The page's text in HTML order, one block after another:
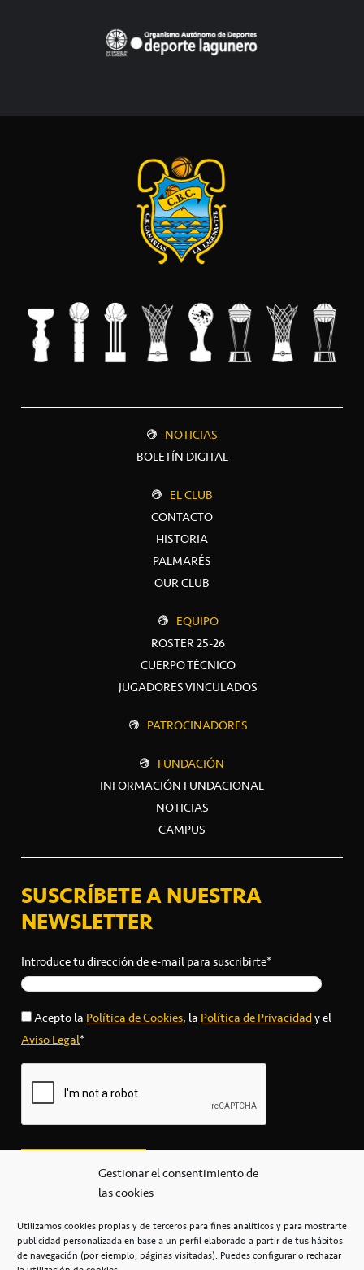
Gestionar el consentimiento de
las cookies
Utilizamos cookies propias y de terceros para fines analíticos y para mostrarte
publicidad personalizada en base a un perfil elaborado a partir de tus hábitos
de navegación (por ejemplo, páginas visitadas). Puedes configurar o rechazar
NOTICIAS
BOLETÍN DIGITAL
EL CLUB
CONTACTO
HISTORIA
PALMARÉS
OUR CLUB
EQUIPO
ROSTER 25-26
CUERPO TÉCNICO
JUGADORES VINCULADOS
PATROCINADORES
FUNDACIÓN
INFORMACIÓN FUNDACIONAL
NOTICIAS
CAMPUS
SUSCRÍBETE A NUESTRA
NEWSLETTER
Introduce tu dirección de e-mail para suscribirte*
Acepto laPolítica de Cookies, laPolítica de Privacidady el
Aviso Legal*
secretaria@cbcanarias.es